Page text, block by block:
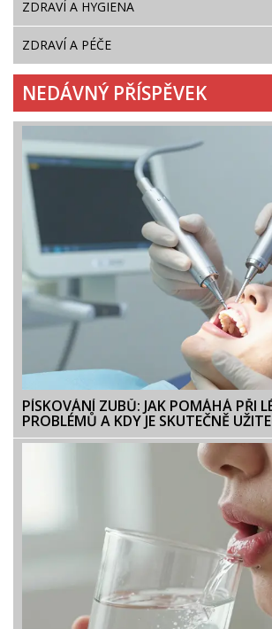
ZDRAVÍ A HYGIENA
ZDRAVÍ A PÉČE
NEDÁVNÝ PŘÍSPĚVEK
PÍSKOVÁNÍ ZUBŮ: JAK POMÁHÁ PŘI
PROBLÉMŮ A KDY JE SKUTEČNĚ